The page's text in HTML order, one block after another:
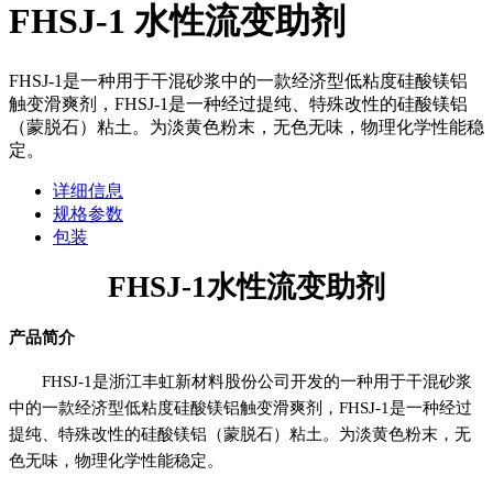
FHSJ-1 水性流变助剂
FHSJ-1是一种用于干混砂浆中的一款经济型低粘度硅酸镁铝
触变滑爽剂，FHSJ-1是一种经过提纯、特殊改性的硅酸镁铝
（蒙脱石）粘土。为淡黄色粉末，无色无味，物理化学性能稳
定。
详细信息
规格参数
包装
FHSJ-1水性流变助剂
产品简介
FHSJ-1是浙江丰虹新材料股份公司开发的一种用于干混砂浆
中的一款经济型低粘度硅酸镁铝触变滑爽剂， FHSJ-1是一种经过
提纯、特殊改性的硅酸镁铝（蒙脱石）粘土。为淡黄色粉末，无
色无味，物理化学性能稳定。